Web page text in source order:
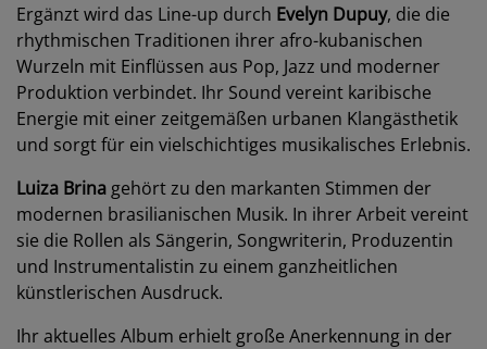
Ergänzt wird das Line-up durch Evelyn Dupuy, die die
rhythmischen Traditionen ihrer afro-kubanischen
Wurzeln mit Einflüssen aus Pop, Jazz und moderner
Produktion verbindet. Ihr Sound vereint karibische
Energie mit einer zeitgemäßen urbanen Klangästhetik
und sorgt für ein vielschichtiges musikalisches Erlebnis.
Luiza Brina gehört zu den markanten Stimmen der
modernen brasilianischen Musik. In ihrer Arbeit vereint
sie die Rollen als Sängerin, Songwriterin, Produzentin
und Instrumentalistin zu einem ganzheitlichen
künstlerischen Ausdruck.
Ihr aktuelles Album erhielt große Anerkennung in der